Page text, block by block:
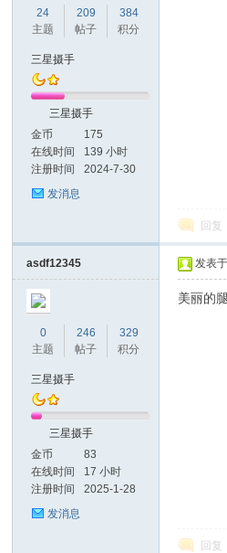
24
主题
209
帖子
384
积分
三星摄手
三星摄手
金币
175
在线时间
139 小时
注册时间
2024-7-30
发消息
回复
asdf12345
0
主题
246
帖子
329
积分
三星摄手
三星摄手
金币
83
在线时间
17 小时
注册时间
2025-1-28
发消息
发表
美丽的腿
回复